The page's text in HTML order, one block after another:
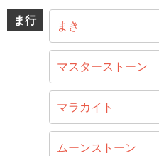
ま行 まき
マスターストーン
マラカイト
ムーンストーン